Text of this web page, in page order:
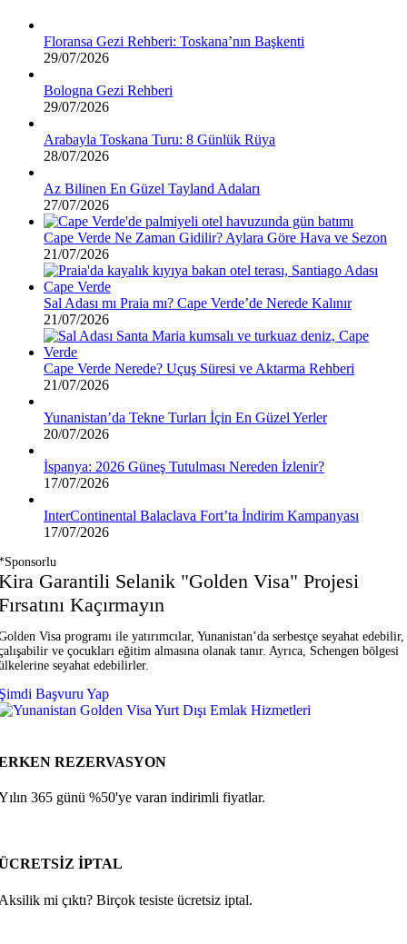
Floransa Gezi Rehberi: Toskana’nın Başkenti
29/07/2026
Bologna Gezi Rehberi
29/07/2026
Arabayla Toskana Turu: 8 Günlük Rüya
28/07/2026
Az Bilinen En Güzel Tayland Adaları
27/07/2026
Cape Verde Ne Zaman Gidilir? Aylara Göre Hava ve Sezon
21/07/2026
Sal Adası mı Praia mı? Cape Verde’de Nerede Kalınır
21/07/2026
Cape Verde Nerede? Uçuş Süresi ve Aktarma Rehberi
21/07/2026
Yunanistan’da Tekne Turları İçin En Güzel Yerler
20/07/2026
İspanya: 2026 Güneş Tutulması Nereden İzlenir?
17/07/2026
InterContinental Balaclava Fort’ta İndirim Kampanyası
17/07/2026
Garantili Selanik "Golden Visa" Projesi
Kaçırmayın
Visa programı ile yatırımcılar, Yunanistan’da serbestçe seyahat edebilir,
ve çocukları eğitim almasına olanak tanır. Ayrıca, Schengen bölgesi
seyahat edebilirler.
Başvuru Yap
REZERVASYON
365 günü %50'ye varan indirimli fiyatlar.
İPTAL
mi çıktı? Birçok tesiste ücretsiz iptal.